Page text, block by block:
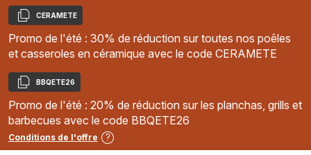
Copier
CERAMETE
Promo de l'été : 30% de réduction sur toutes nos poêles
et casseroles en céramique avec le code CERAMETE
Copier
BBQETE26
Promo de l'été : 20% de réduction sur les planchas, grills et
barbecues avec le code BBQETE26
Conditions de l'offre